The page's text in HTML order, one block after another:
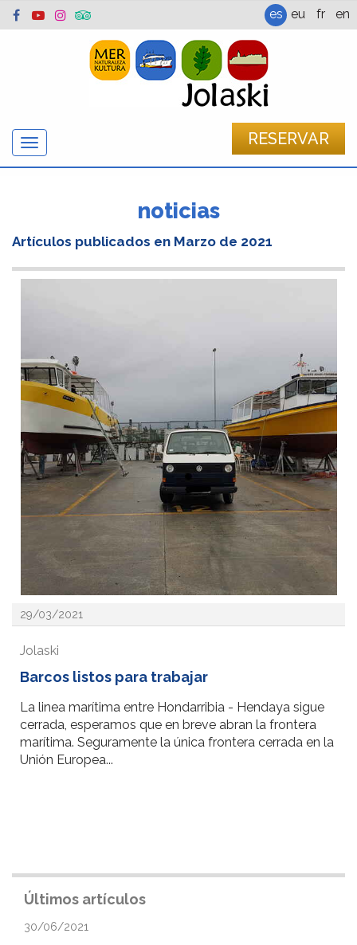
es eu fr en
RESERVAR
Mostrar/ocultar
navegación
noticias
Artículos publicados en Marzo de 2021
29/03/2021
Jolaski
Barcos listos para trabajar
La linea marítima entre Hondarribia - Hendaya sigue
cerrada, esperamos que en breve abran la frontera
marítima. Seguramente la única frontera cerrada en la
Unión Europea...
Últimos artículos
30/06/2021